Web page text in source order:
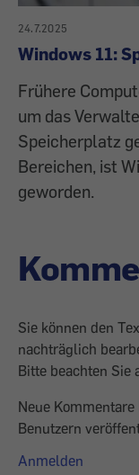
24.7.2025
Windows 11:
Frühere
um das
Speicherplatz
Bereichen, ist
geworden.
Sie können den
nachträglich
Bitte beachten Sie
Neue
Benutzern
Anmelden